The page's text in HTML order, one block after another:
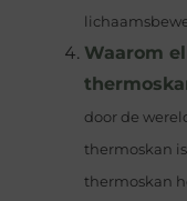
Waarom
door de
thermoskan
thermoskan